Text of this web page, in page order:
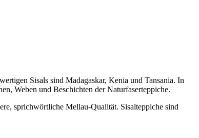
Sisals sind Madagaskar, Kenia und Tansania. In
Weben und Beschichten der Naturfaserteppiche.
sprichwörtliche Mellau-Qualität. Sisalteppiche sind